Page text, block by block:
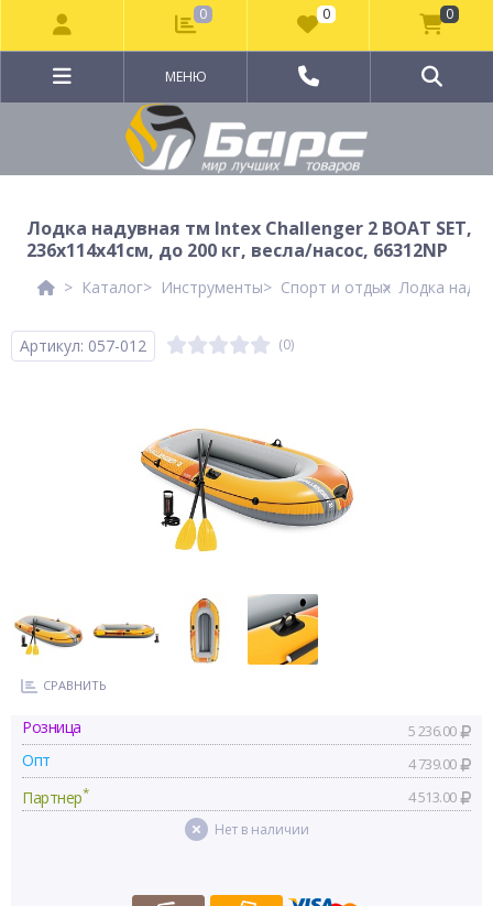
МЕНЮ
Лодка надувная тм Intex Challenger 2 BOAT SET,
236x114x41см, до 200 кг, весла/насос, 66312NP
Каталог Инструменты Спорт и отдых Лодка
Артикул: 057-012 (0)
СРАВНИТЬ
Розница 5 236.00
Опт 4 739.00
Партнер* 4 513.00
Нет в наличии
0 0 0